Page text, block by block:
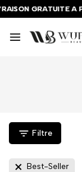
GRATUITE A
GRATUITE A
GRATUITE A
Filtre
Best-Seller